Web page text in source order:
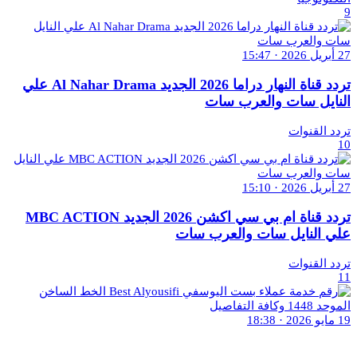
9
27 أبريل 2026 · 15:47
تردد قناة النهار دراما 2026 الجديد Al Nahar Drama علي
النايل سات والعرب سات
تردد القنوات
10
27 أبريل 2026 · 15:10
تردد قناة ام بي سي اكشن 2026 الجديد MBC ACTION
علي النايل سات والعرب سات
تردد القنوات
11
19 مايو 2026 · 18:38